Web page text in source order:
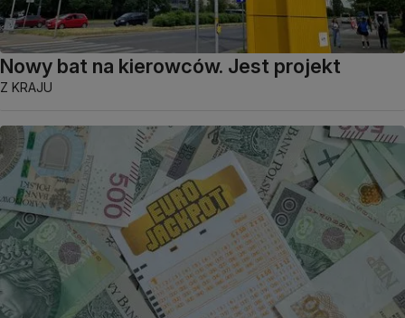
Nowy bat na kierowców. Jest projekt
Z KRAJU